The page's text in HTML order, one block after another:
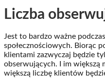
Liczba
Jest to bardzo ważne
społecznościowych. Biorąc
klientami zazwyczaj będzie
obserwujących. I im większą
większą liczbę klientów